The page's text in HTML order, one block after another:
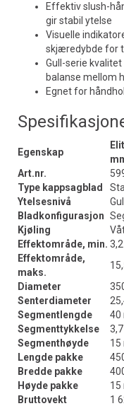
Effektiv slush-
gir stabil ytelse
Visuelle
skjæredybde for
Gull-serie
balanse mellom
Egnet for
Egenskap
Art.nr.
Type kappsagblad
Ytelsesnivå
Gull
Bladkonfigurasjon
Kjøling
Effektområde, min.
Effektområde,
maks.
Diameter
Senterdiameter
Segmentlengde
40
Segmenttykkelse
Segmenthøyde
15
Lengde pakke
Bredde pakke
Høyde pakke
15
Bruttovekt
1